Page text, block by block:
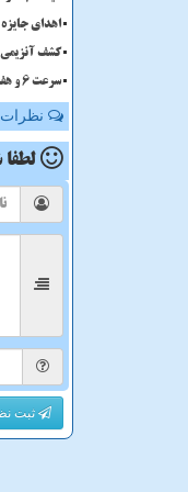
اهدای
کشف آنزیمی
سرعت 6 و هفده صدم4 کیلومتر بر ساعت بدون خلبان
نظرات
لطفا
ثبت